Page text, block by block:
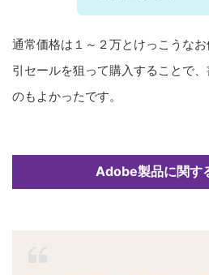
通常価格は１～２万とけっこうな
引セールを狙って購入することで
のもよかったです。
Adobe製品に関す